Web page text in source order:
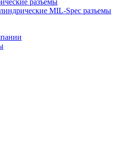
разъемы
MIL-Spec разъемы